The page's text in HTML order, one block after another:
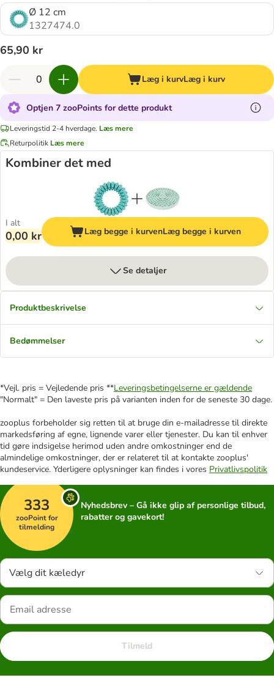
Ø 12 cm
1327474.0
65,90 kr
Læg i kurvLæg i kurv
Optjen 7 zooPoints for dette produkt
Leveringstid 2-4 hverdage. Læs mere
Returpolitik Læs mere
Kombiner det med
I alt
0,00 kr Læg begge i kurvenLæg begge i kurven
Se detaljer
Produktbeskrivelse
Bedømmelser
*Vejl. pris = Vejledende pris **Leveringsbetingelserne er gældende
"Normalt" = Den laveste pris på varianten inden for de seneste 30 dage.
zooplus forbeholder sig retten til at bruge din e-mailadresse til direkte
markedsføring af egne, lignende varer eller tjenester. Du kan til enhver
tid gøre indsigelse herimod uden andre omkostninger end de
almindelige omkostninger, der er relateret til at kontakte zooplus'
kundeservice. Yderligere oplysninger kan findes i vores Privatlivspolitik
333
zooPoint for
tilmelding
Nyhedsbrev – Gå ikke glip af personlige tilbud,
rabatter og gavekort!
Vælg dit kæledyr
Tilmeld